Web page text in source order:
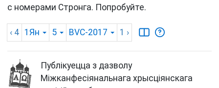
с номерами Стронга. Попробуйте.
‹ 4 1Ян 5 BVC-2017 1 ›
Публікуецца з дазволу
Міжканфесіянальнага хрысціянскага